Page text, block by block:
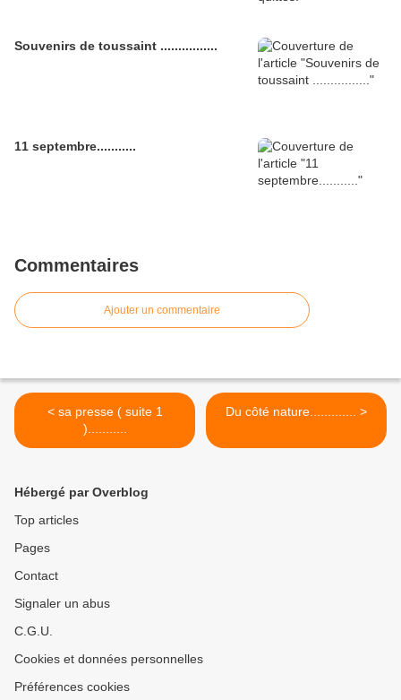
Souvenirs de toussaint ................
11 septembre...........
Commentaires
Ajouter un commentaire
< sa presse ( suite 1
)...........
Du côté nature............. >
Hébergé par Overblog
Top articles
Pages
Contact
Signaler un abus
C.G.U.
Cookies et données personnelles
Préférences cookies